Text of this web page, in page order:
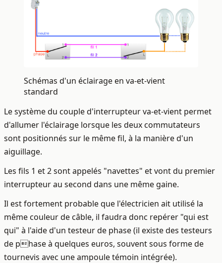
Schémas d'un éclairage en va-et-vient
standard
Le système du couple d'interrupteur va-et-vient permet
d'allumer l'éclairage lorsque les deux commutateurs
sont positionnés sur le même fil, à la manière d'un
aiguillage.
Les fils 1 et 2 sont appelés "navettes" et vont du premier
interrupteur au second dans une même gaine.
Il est fortement probable que l'électricien ait utilisé la
même couleur de câble, il faudra donc repérer "qui est
qui" à l'aide d'un testeur de phase (il existe des testeurs
de phase à quelques euros, souvent sous forme de
tournevis avec une ampoule témoin intégrée).